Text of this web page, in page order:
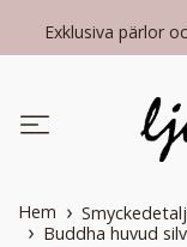
Exklusiva pärlor
Hem
Buddha huvud